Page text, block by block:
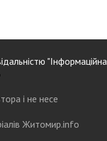
"Інформаційна
і не несе
Житомир.info